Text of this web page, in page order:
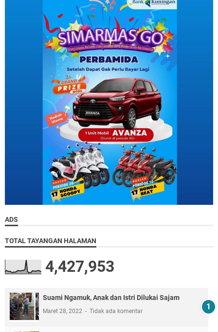
ADS
TOTAL TAYANGAN HALAMAN
4,427,953
Suami Ngamuk, Anak dan Istri Dilukai Sajam
Maret 28, 2022 Tidak ada komentar